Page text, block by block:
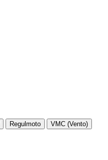
Regulmoto VMC (Vento)